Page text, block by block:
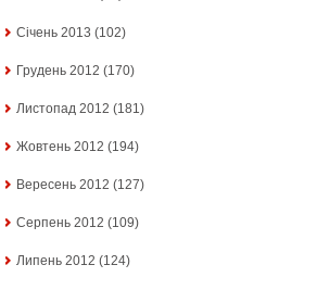
Січень 2013 (102)
Грудень 2012 (170)
Листопад 2012 (181)
Жовтень 2012 (194)
Вересень 2012 (127)
Серпень 2012 (109)
Липень 2012 (124)